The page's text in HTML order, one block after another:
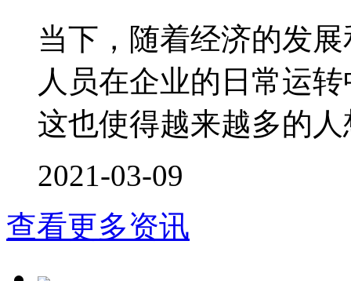
当下，随着经济的发
人员在企业的日常运
这也使得越来越多的
2021-03-09
查看更多资讯